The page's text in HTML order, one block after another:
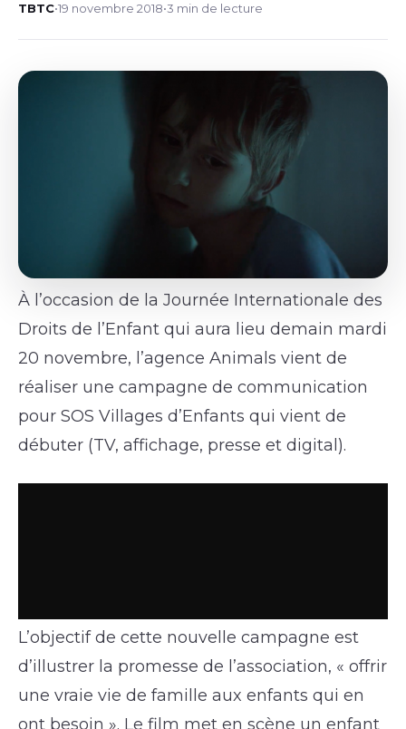
TBTC•19 novembre 2018•3 min de lecture
À l’occasion de la Journée Internationale des
Droits de l’Enfant qui aura lieu demain mardi
20 novembre, l’agence Animals vient de
réaliser une campagne de communication
pour SOS Villages d’Enfants qui vient de
débuter (TV, affichage, presse et digital).
L’objectif de cette nouvelle campagne est
d’illustrer la promesse de l’association, « offrir
une vraie vie de famille aux enfants qui en
ont besoin ». Le film met en scène un enfant